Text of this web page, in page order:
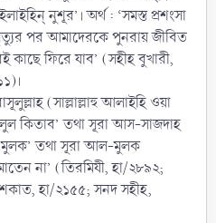
নুশূর’। অর্থ : ‘সমস্ত প্রশংসা
পর আমাদেরকে পুনরায় জীবিত
ফিরে যাব’ (সহীহ বুখারী,
(সাল্লাল্লাহু আলাইহি ওয়া
কিতাব’ তথা সূরা আস-সাজদাহ
মুলক’ তথা সূরা আল-মুলক
না’ (তিরমিযী, হা/২৮৯২;
হা/২১৫৫; সনদ সহীহ,